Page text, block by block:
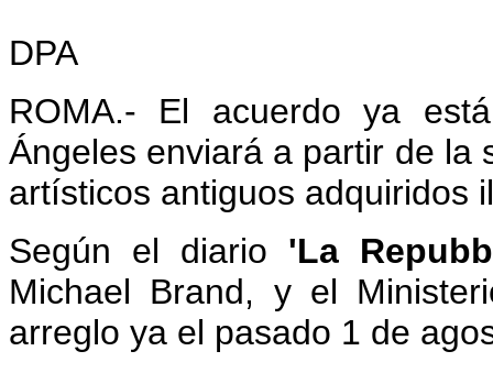
DPA
ROMA.- El acuerdo ya
Ángeles enviará a partir de la
artísticos antiguos adquiridos
Según el diario 'La
Michael Brand, y el
arreglo ya el pasado 1 de